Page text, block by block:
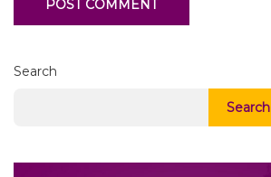
Search
Search